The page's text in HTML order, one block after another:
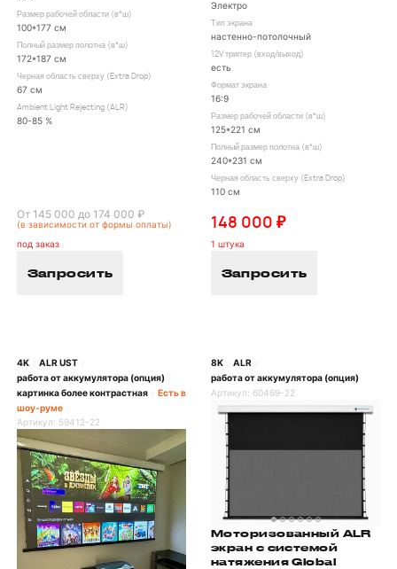
Размер рабочей области (в*ш)
100*177 см
Полный размер полотна (в*ш)
172*187 см
Черная область сверху (Extra Drop)
67 см
Ambient Light Rejecting (ALR)
80-85 %
От 145 000 до 174 000 ₽
(в зависимости от формы оплаты)
под заказ
Запросить
Электро
Тип экрана
настенно-потолочный
12V триггер (вход/выход)
есть
Формат экрана
16:9
Размер рабочей области (в*ш)
125*221 см
Полный размер полотна (в*ш)
240*231 см
Черная область сверху (Extra Drop)
110 см
148 000 ₽
1 штука
Запросить
4K ALR UST
работа от аккумулятора (опция)
картинка более контрастная
Есть в
шоу-руме
Артикул: 59412-22
8K ALR
работа от аккумулятора (опция)
Артикул: 60469-22
Моторизованный ALR
экран с системой
натяжения Global